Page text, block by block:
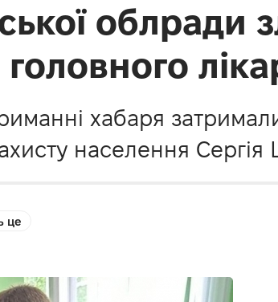
облради
головного
хабаря
населення Сергія